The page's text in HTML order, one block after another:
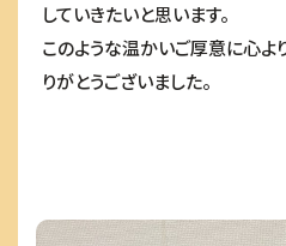
していきたいと思います。
このような温かいご厚意に心よ
りがとうございました。